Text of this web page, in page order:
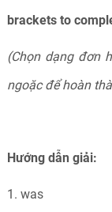
brackets to
(Chọn dạng đơn
ngoặc để hoàn
Hướng dẫn giải:
1. was 2.